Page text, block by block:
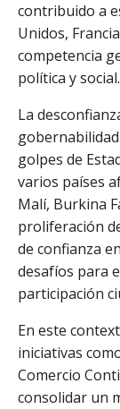
contribuido a
Unidos,
competencia
política y social.
La
golpes de
varios países
Malí, Burkina
proliferación
de confianza
desafíos para
participación
En este
iniciativas
Comercio
consolidar un